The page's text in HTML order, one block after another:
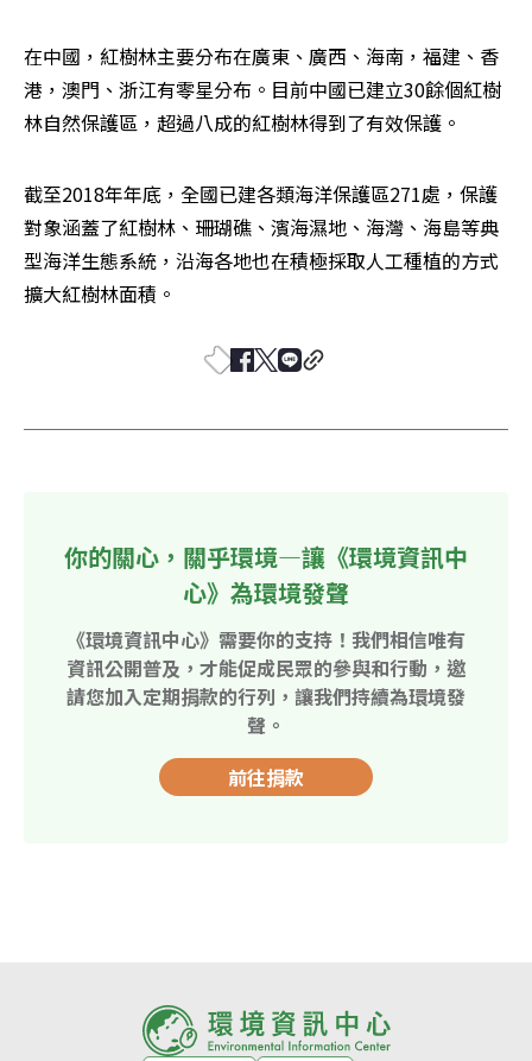
在中國，紅樹林主要分布在廣東、廣西、海南，福建、香
港，澳門、浙江有零星分布。目前中國已建立30餘個紅樹
林自然保護區，超過八成的紅樹林得到了有效保護。
截至2018年年底，全國已建各類海洋保護區271處，保護
對象涵蓋了紅樹林、珊瑚礁、濱海濕地、海灣、海島等典
型海洋生態系統，沿海各地也在積極採取人工種植的方式
擴大紅樹林面積。
你的關心，關乎環境—讓《環境資訊中
心》為環境發聲
《環境資訊中心》需要你的支持！我們相信唯有
資訊公開普及，才能促成民眾的參與和行動，邀
請您加入定期捐款的行列，讓我們持續為環境發
聲。
前往捐款